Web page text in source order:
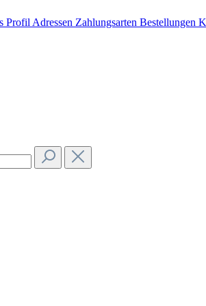
Profil Adressen Zahlungsarten Bestellungen